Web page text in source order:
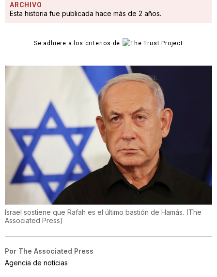
ARCHIVO
Esta historia fue publicada hace más de 2 años.
Se adhiere a los criterios de
Israel sostiene que Rafah es el último bastión de Hamás. (The
Associated Press)
Por The Associated Press
Agencia de noticias